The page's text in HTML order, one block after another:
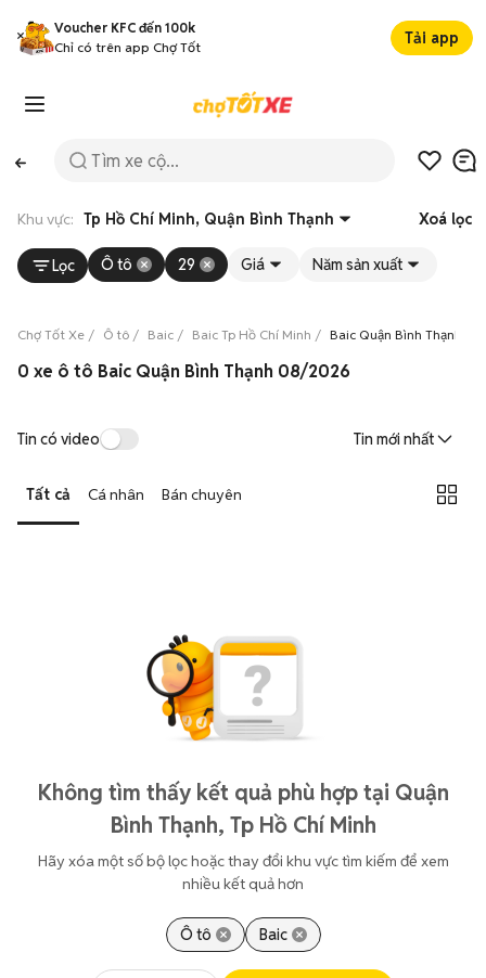
Voucher KFC đến 100k
Chỉ có trên app Chợ Tốt
Tải app
Khu vực: Tp Hồ Chí Minh, Quận Bình Thạnh Xoá lọc
Lọc Ô tô 29 Giá Năm sản xuất
Chợ Tốt Xe Ô tô Baic Baic Tp Hồ Chí Minh Baic Quận Bình Thạnh
0 xe ô tô Baic Quận Bình Thạnh 08/2026
Tin có video Tin mới nhất
Tất cả Cá nhân Bán chuyên
Không tìm thấy kết quả phù hợp tại Quận
Bình Thạnh, Tp Hồ Chí Minh
Hãy xóa một số bộ lọc hoặc thay đổi khu vực tìm kiếm để xem
nhiều kết quả hơn
Ô tô Baic